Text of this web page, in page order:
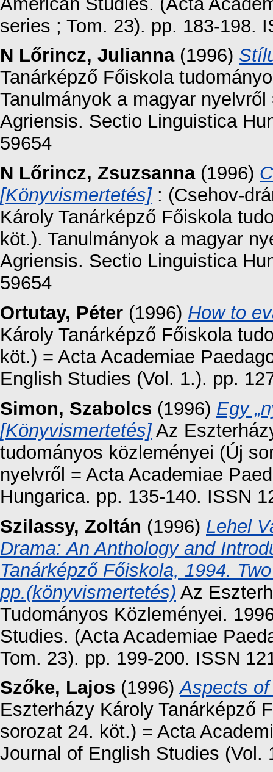
series ; Tom. 23). pp. 183-198.
N Lőrincz, Julianna(1996)
Tanárképző Főiskola
Tanulmányok a magyar
Agriensis. Sectio Linguistica
59654
N Lőrincz, Zsuzsanna(1996)
[Könyvismertetés]: (Csehov-
Károly Tanárképző Főiskola
köt.). Tanulmányok a magyar
Agriensis. Sectio Linguistica
59654
Ortutay, Péter (1996) How to
Károly Tanárképző Főiskola
köt.) = Acta Academiae
English Studies (Vol. 1.). pp.
Simon, Szabolcs (1996) Egy
[Könyvismertetés]Az
tudományos közleményei (Új
nyelvről = Acta Academiae
Hungarica. pp. 135-140. ISSN
Szilassy, Zoltán (1996) Lehel
Drama: An Anthology and
Tanárképző Főiskola, 1994.
pp.(könyvismertetés) Az
Tudományos Közleményei.
Studies. (Acta Academiae
Tom. 23). pp. 199-200. ISSN
Szőke, Lajos (1996)Aspects
Eszterházy Károly Tanárképző
sorozat 24. köt.) = Acta
Journal of English Studies (Vol.